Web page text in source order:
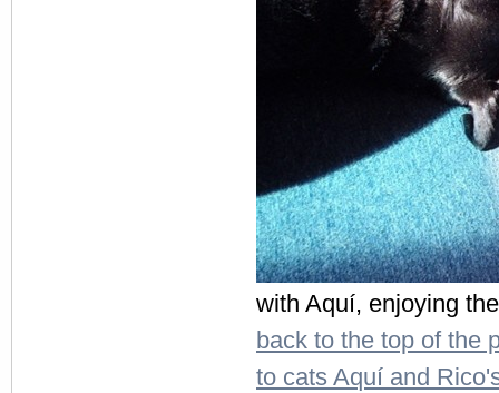
with Aquí, enjoying
back to the top of the
to cats Aquí and